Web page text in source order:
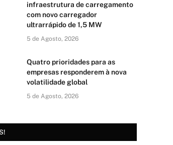
infraestrutura de carregamento
com novo carregador
ultrarrápido de 1,5 MW
5 de Agosto, 2026
Quatro prioridades para as
empresas responderem à nova
volatilidade global
5 de Agosto, 2026